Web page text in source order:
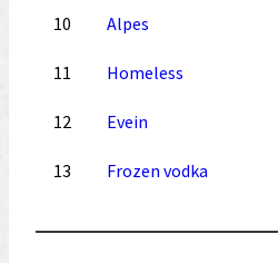
10 Alpes
11 Homeless
12 Evein
13 Frozen vodka